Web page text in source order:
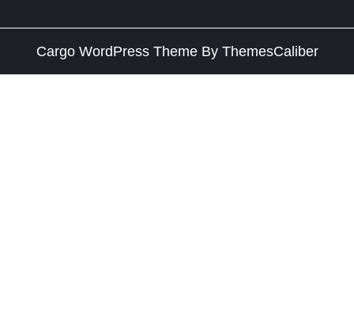
Cargo WordPress ThemeBy ThemesCaliber